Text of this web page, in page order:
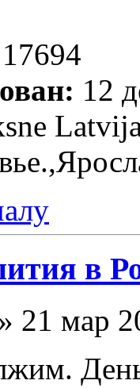
17694
12
в
21 мар
День